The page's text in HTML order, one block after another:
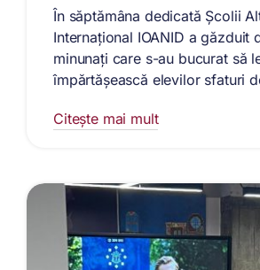
În săptămâna dedicată Școlii
Internațional IOANID a găzduit
minunați care s-au bucurat să
împărtășească elevilor sfaturi
Citește mai mult